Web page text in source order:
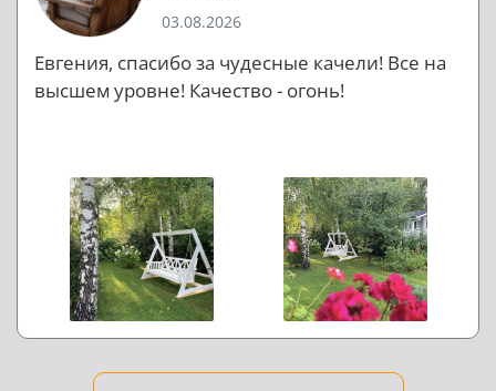
03.08.2026
Евгения, спасибо за чудесные качели! Все на
высшем уровне! Качество - огонь!